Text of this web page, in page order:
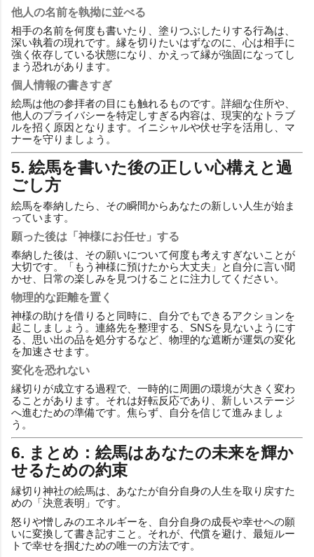
他人の名前を執拗に並べる
相手の名前を何度も書いたり、塗りつぶしたりする行為は、
深い執着の現れです。縁を切りたいはずなのに、心は相手に
強く依存している状態になり、かえって縁が強固になってし
まう恐れがあります。
個人情報の書きすぎ
絵馬は他の参拝者の目にも触れるものです。詳細な住所や、
他人のプライバシーを特定しすぎる内容は、現実的なトラブ
ルを招く原因となります。イニシャルや伏せ字を活用し、マ
ナーを守りましょう。
5. 絵馬を書いた後の正しい心構えと過
ごし方
絵馬を奉納したら、その瞬間からあなたの新しい人生が始ま
っています。
願った後は「神様にお任せ」する
奉納した後は、その願いについて何度も考えすぎないことが
大切です。「もう神様に預けたから大丈夫」と自分に言い聞
かせ、日常の楽しみを見つけることに注力してください。
物理的な距離を置く
神様の助けを借りると同時に、自分でもできるアクションを
起こしましょう。連絡先を整理する、SNSを見ないようにす
る、思い出の品を処分するなど、物理的な遮断が運気の変化
を加速させます。
変化を恐れない
縁切りが成立する過程で、一時的に周囲の環境が大きく変わ
ることがあります。それは好転反応であり、新しいステージ
へ進むための準備です。焦らず、自分を信じて進みましょ
う。
6. まとめ：絵馬はあなたの未来を輝か
せるための約束
縁切り神社の絵馬は、あなたが自分自身の人生を取り戻すた
めの「決意表明」です。
怒りや憎しみのエネルギーを、自分自身の成長や幸せへの願
いに変換して書き記すこと。それが、代償を避け、最短ルー
トで幸せを掴むための唯一の方法です。